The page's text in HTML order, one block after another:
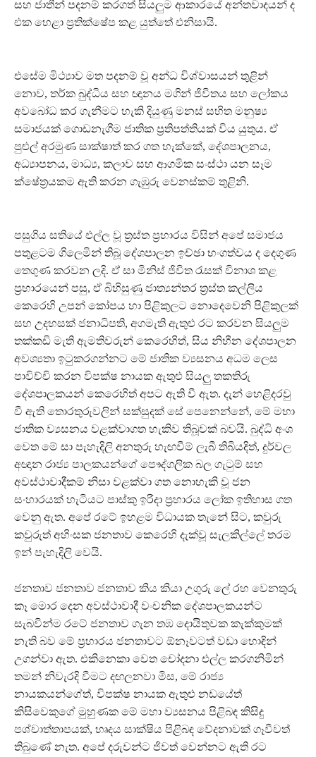
සහ ජාතීන් පදනම් කරගත් සියලුම ආකාරයේ අන්තවාදයන් ද
එක හෙළා ප්‍රතික්ෂේප කළ යුත්තේ එනිසායි.
එසේම මිථ්‍යාව මත පදනම් වූ අන්ධ විශ්වාසයන් තුළින්
නොව, තර්ක බුද්ධිය සහ ඥානය මගින් ජිවිතය සහ ලෝකය
අවබෝධ කර ගැනීමට හැකි දියුණු මනස් සහිත මනුෂ්‍ය
සමාජයක් ගොඩනැගීම ජාතික ප්‍රතිපත්තියක් විය යුතුය. ඒ
පුළුල් අරමුණ සාක්ෂාත් කර ගත හැක්කේ, දේශපාලනය,
අධ්‍යාපනය, මාධ්‍ය, කලාව සහ ආගමික සංස්ථා යන සෑම
ක්ෂේත්‍රයකම ඇති කරන ගැඹුරු වෙනස්කම් තුළිනි.
පසුගිය සතියේ එල්ල වූ ත්‍රස්ත ප්‍රහාරය විසින් අපේ සමාජය
පතුළටම ගිලෙමින් තිබූ දේශපාලන ඉච්ඡා භංගත්වය ද දෙගුණ
තෙගුණ කරවන ලදි. ඒ සා මිනිස් ජිවිත රැසක් විනාශ කළ
ප්‍රහාරයෙන් පසු, ඒ බිහිසුණු ජාත්‍යන්තර ත්‍රස්ත කල්ලිය
කෙරෙහි උපන් කෝපය හා පිළිකුලට නොදෙවෙනි පිළිකුලක්
සහ උදහසක් ජනාධිපති, අගමැති ඇතුළු රට කරවන සියලුම
තක්කඩි මැති ඇමතිවරුන් කෙරෙහිත්, සිය නිහීන දේශපාලන
අවශ්‍යතා ඉටුකරගන්නට මේ ජාතික ව්‍යසනය අධම ලෙස
පාවිච්චි කරන විපක්ෂ නායක ඇතුළු සියලු තකතිරු
දේශපාලකයන් කෙරෙහිත් අපට ඇති වී ඇත. දැන් හෙළිදරවු
වී ඇති තොරතුරුවලින් සක්සුදක් සේ පෙනෙන්නේ, මේ මහා
ජාතික ව්‍යසනය වළක්වාගත හැකිව තිබූවක් බවයි. බුද්ධි අංශ
වෙත මේ සා පැහැදිලි අනතුරු හැඟවීම් ලැබී තිබියදිත්, දුර්වල
අඥාන රාජ්‍ය පාලකයන්ගේ පෞද්ගලික බල ගැටුම් සහ
අවස්ථාවාදීකම් නිසා වළක්වා ගත නොහැකි වූ ජන
සංහාරයක් හැටියට පාස්කු ඉරිදා ප්‍රහාරය ලෝක ඉතිහාස ගත
වෙනු ඇත. අපේ රටේ ඉහළම විධායක තැනේ සිට, කවුරු
කවුරුත් අහිංසක ජනතාව කෙරෙහි දැක්වූ සැලකිල්ලේ තරම
ඉන් පැහැදිලි වෙයි.
ජනතාව ජනතාව ජනතාව කිය කියා උගුරු ලේ රහ වෙනතුරු
කෑ මොර දෙන අවස්ථාවාදී වංචනික දේශපාලකයන්ට
සැබවින්ම රටේ ජනතාව ගැන තඹ දොයිතුවක කැක්කුමක්
නැති බව මේ ප්‍රහාරය ජනතාවට ඕනෑවටත් වඩා හොඳින්
උගන්වා ඇත. එකිනෙකා වෙත චෝදනා එල්ල කරගනිමින්
තමන් නිවැරදි වීමට දඟලනවා මිස, මේ රාජ්‍ය
නායකයන්ගේත්, විපක්ෂ නායක ඇතුළු නඩයේත්
කිසිවෙකුගේ මුහුණක මේ මහා ව්‍යසනය පිළිබඳ කිසිදු
පශ්චාත්තාපයක්, හෘදය සාක්ෂිය පිළිබඳ වේදනාවක් ගෑවීවත්
තිබුණේ නැත. අපේ දරුවන්ට ජිවත් වෙන්නට ඇති රට